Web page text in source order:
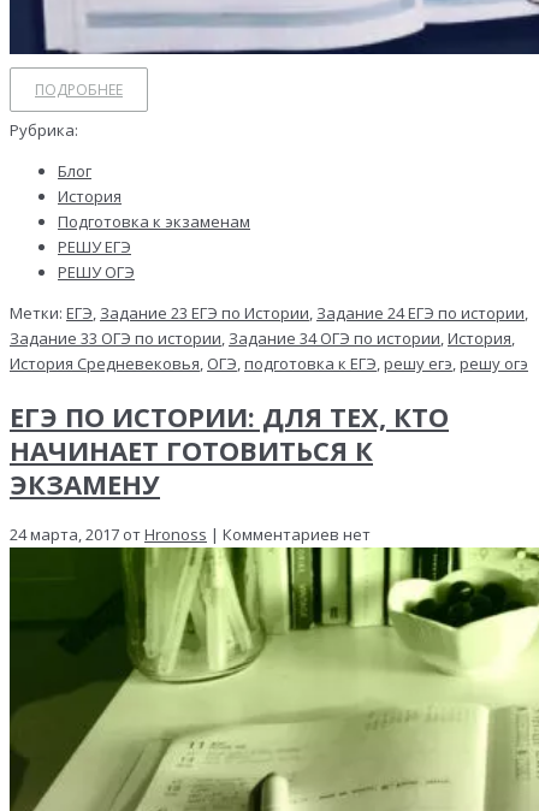
ПОДРОБНЕЕ
Рубрика:
Блог
История
Подготовка к экзаменам
РЕШУ ЕГЭ
РЕШУ ОГЭ
Метки: ЕГЭ, Задание 23 ЕГЭ по Истории, Задание 24 ЕГЭ по истории,
Задание 33 ОГЭ по истории, Задание 34 ОГЭ по истории,История,
История Средневековья, ОГЭ,подготовка к ЕГЭ,решу егэ,решу огэ
ЕГЭ ПО ИСТОРИИ: ДЛЯ ТЕХ, КТО
НАЧИНАЕТ ГОТОВИТЬСЯ К
ЭКЗАМЕНУ
24 марта, 2017 отHronoss | Комментариев нет